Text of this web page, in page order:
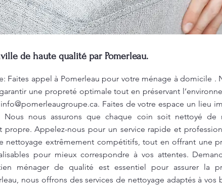
de haute qualité par Pomerleau.
Faites appel à Pomerleau pour votre ménage à domicile .
une propreté optimale tout en préservant
info@pomerleaugroupe.ca. Faites de votre espace un lieu
Nous nous assurons que chaque coin soit nettoyé de
propre. Appelez-nous pour un service rapide et
nettoyage extrêmement compétitifs, tout en offrant une
pour mieux correspondre à vos attentes.
ménager de qualité est essentiel pour assurer la
nous offrons des services de nettoyage adaptés à